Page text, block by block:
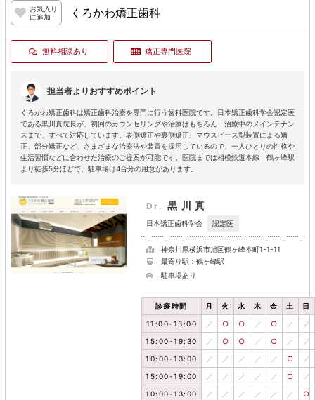
お気入り
に追加
くろかわ矯正歯科
無料相談あり 矯正専門医院
担当者よりおすすめポイント
くろかわ矯正歯科は矯正歯科治療を専門に行う歯科医院です。日本矯正歯科学会認定医
である黒川真院長が、初回のカウンセリングや治療はもちろん、治療中のメインテナン
スまで、すべて対応しています。表側矯正や裏側矯正、マウスピース型装置による矯
正、部分矯正など、さまざまな治療法や装置を採用しているので、一人ひとりの性格や
生活習慣などに合わせた治療のご提案が可能です。医院までは相模鉄道本線 鶴ヶ峰駅
より徒歩5分ほどで、駐車場は4台分の用意があります。
Dr. 黒川真
日本矯正歯科学会 認定医
神奈川県横浜市旭区鶴ヶ峰本町1-1-11
最寄り駅：鶴ヶ峰駅
駐車場あり
診療時間 月 火 水 木 金 土 日
11:00-13:00 ／ ○ ○ ／ ○ ／ ／
15:00-19:30 ／ ○ ○ ／ ○ ／ ／
10:00-13:00 ／ ／ ／ ／ ／ ○ ／
15:00-19:00 ／ ／ ／ ／ ／ ○ ／
10:00-13:00 ／ ／ ／ ／ ／ ／ ○